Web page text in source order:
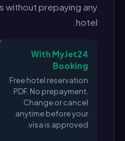
without prepaying any
hotel.
With MyJet24
Booking
Free hotel reservation
PDF. No prepayment.
Change or cancel
anytime before your
visa is approved.